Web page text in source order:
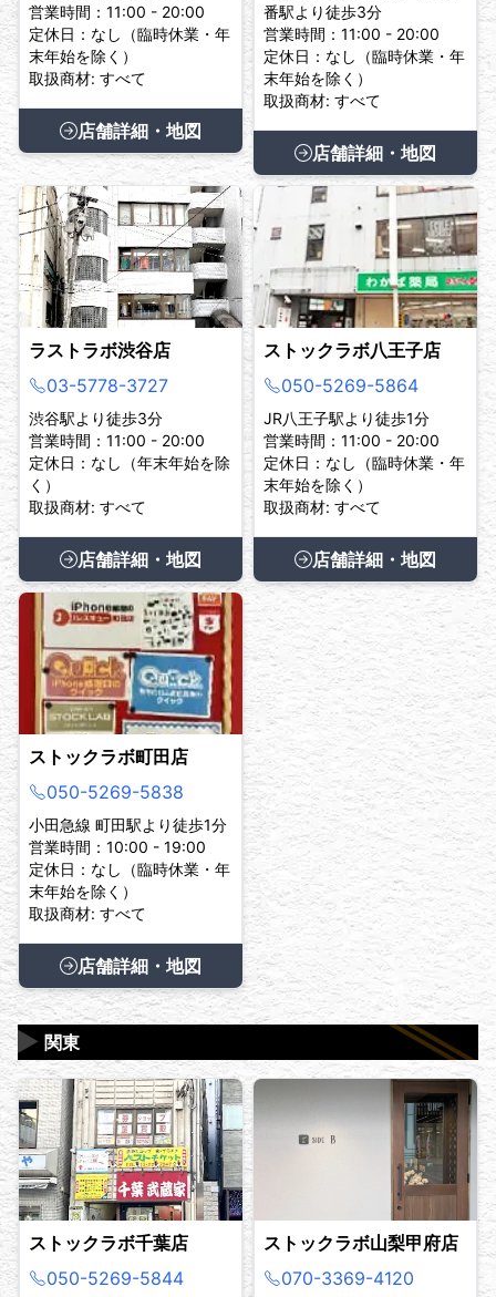
営業時間：11:00 - 20:00
定休日：なし（臨時休業・年
末年始を除く）
取扱商材: すべて
店舗詳細・地図
番駅より徒歩3分
営業時間：11:00 - 20:00
定休日：なし（臨時休業・年
末年始を除く）
取扱商材: すべて
店舗詳細・地図
ラストラボ渋谷店
03-5778-3727
渋谷駅より徒歩3分
営業時間：11:00 - 20:00
定休日：なし（年末年始を除
く）
取扱商材: すべて
店舗詳細・地図
ストックラボ八王子店
050-5269-5864
JR八王子駅より徒歩1分
営業時間：11:00 - 20:00
定休日：なし（臨時休業・年
末年始を除く）
取扱商材: すべて
店舗詳細・地図
ストックラボ町田店
050-5269-5838
小田急線 町田駅より徒歩1分
営業時間：10:00 - 19:00
定休日：なし（臨時休業・年
末年始を除く）
取扱商材: すべて
店舗詳細・地図
関東
▶
ストックラボ千葉店
050-5269-5844
ストックラボ山梨甲府店
070-3369-4120